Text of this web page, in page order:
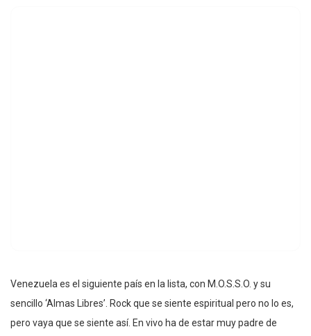
Venezuela es el siguiente país en la lista, con M.O.S.S.O. y su
sencillo ‘Almas Libres’. Rock que se siente espiritual pero no lo es,
pero vaya que se siente así. En vivo ha de estar muy padre de